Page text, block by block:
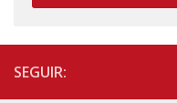
SEGUIR: